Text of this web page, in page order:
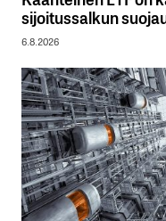
sijoitussalkun
6.8.2026